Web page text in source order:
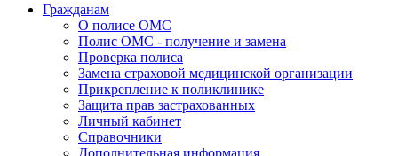
Гражданам
О полисе ОМС
Полис ОМС - получение и замена
Проверка полиса
Замена страховой медицинской организации
Прикрепление к поликлинике
Защита прав застрахованных
Личный кабинет
Справочники
Дополнительная информация